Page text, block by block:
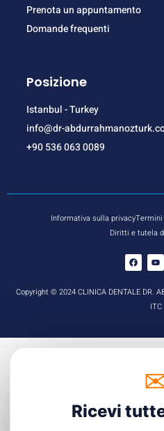
Prenota un appuntamento
Domande frequenti
Posizione
Istanbul - Turkey
info@dr-
+90 536 063 0089
Informativa sulla privacy
Diritti e tutela
Copyright © 2024 CLINICA DENTALE DR.
ITC
Ricevi